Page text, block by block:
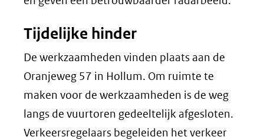
Tijdelijke hinder
De werkzaamheden vinden plaats aan de
Oranjeweg 57 in Hollum. Om ruimte te
maken voor de werkzaamheden is de weg
langs de vuurtoren gedeeltelijk afgesloten.
Verkeersregelaars begeleiden het verkeer